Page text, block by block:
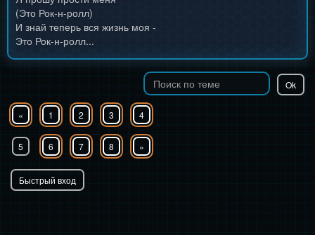
(Это Рок-н-ролл)
И знай теперь вся жизнь моя -
Это Рок-н-ролл...
« 1 2 3 4
5 6 7 8 »